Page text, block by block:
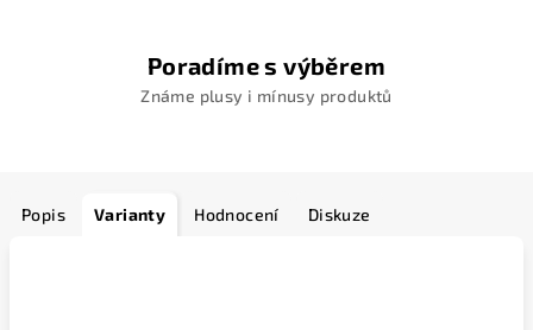
Poradíme s výběrem
Známe plusy i mínusy produktů
Popis Varianty Hodnocení Diskuze